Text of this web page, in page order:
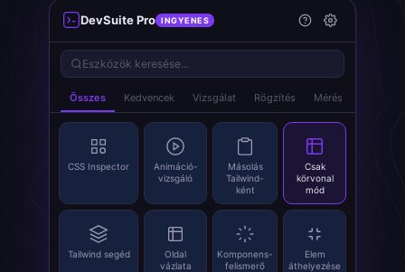
DevSuite Pro INGYENES
Eszközök keresése...
Összes Kedvencek Vizsgálat Rögzítés Mérés
CSS Inspector
Animáció-
vizsgáló
Másolás
Tailwind-
ként
Csak
körvonal
mód
Tailwind segéd
Oldal
vázlata
Komponens-
felismerő
Elem
áthelyezése